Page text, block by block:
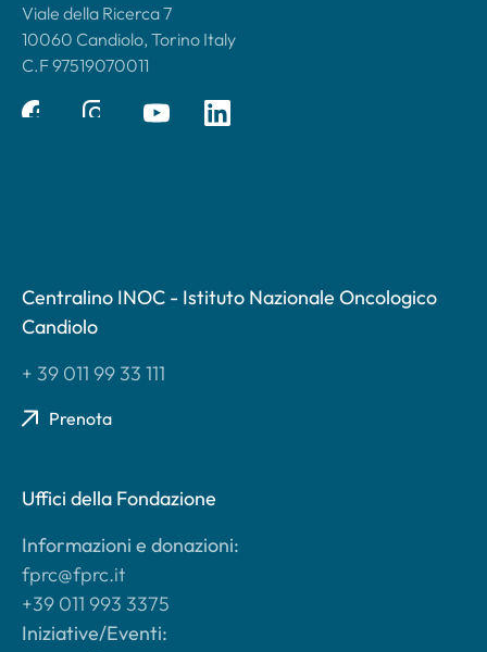
Viale della Ricerca 7
10060 Candiolo, Torino Italy
C.F 97519070011
Centralino INOC - Istituto Nazionale Oncologico
Candiolo
+ 39 011 99 33 111
Prenota
Uffici della Fondazione
Informazioni e donazioni:
fprc@fprc.it
+39 011 993 3375
Iniziative/Eventi: